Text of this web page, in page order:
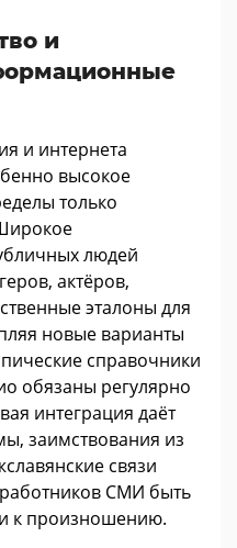
и
и интернета
высокое
только
людей
актёров,
эталоны для
новые варианты
справочники
обязаны регулярно
интеграция даёт
заимствования из
связи
СМИ быть
к произношению.